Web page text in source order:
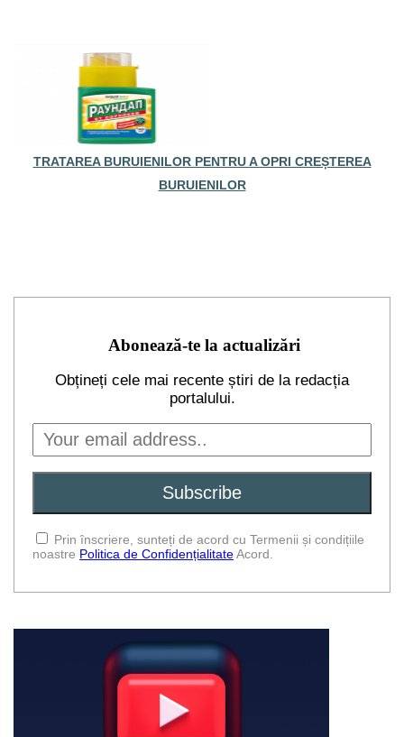
TRATAREA BURUIENILOR PENTRU A OPRI CREȘTEREA
BURUIENILOR
Abonează-te la actualizări
Obțineți cele mai recente știri de la redacția
portalului.
Prin înscriere, sunteți de acord cu Termenii și condițiile
noastre Politica de ConfidențialitateAcord.